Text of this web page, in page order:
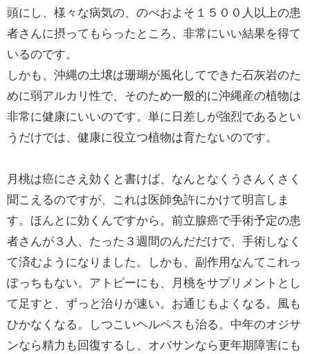
頭にし、様々な病気の、のべおよそ１５００人以上の患
者さんに摂ってもらったところ、非常にいい結果を得て
いるのです。
しかも、沖縄の土壌は珊瑚が風化してできた石灰岩のた
めに弱アルカリ性で、そのため一般的に沖縄産の植物は
非常に健康にいいのです。単に日差しが強烈であるとい
うだけでは、健康に役立つ植物は育たないのです。
月桃は癌にさえ効くと書けば、なんとなくうさんくさく
聞こえるのですが、これは医師免許にかけて明言しま
す。ほんとに効くんですから。前立腺癌で手術予定の患
者さんが３人、たった３週間のんだだけで、手術しなく
て済むようになりました。しかも、副作用なんてこれっ
ぽっちもない。アトピーにも、月桃をサプリメントとし
て足すと、ずっと治りが速い。お通じもよくなる。風も
ひかなくなる。しつこいヘルペスも治る。中年のオジサ
ンなら精力も回復するし、オバサンなら更年期障害にも